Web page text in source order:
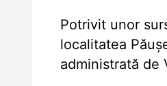
Potrivit unor
localitatea
administrată de